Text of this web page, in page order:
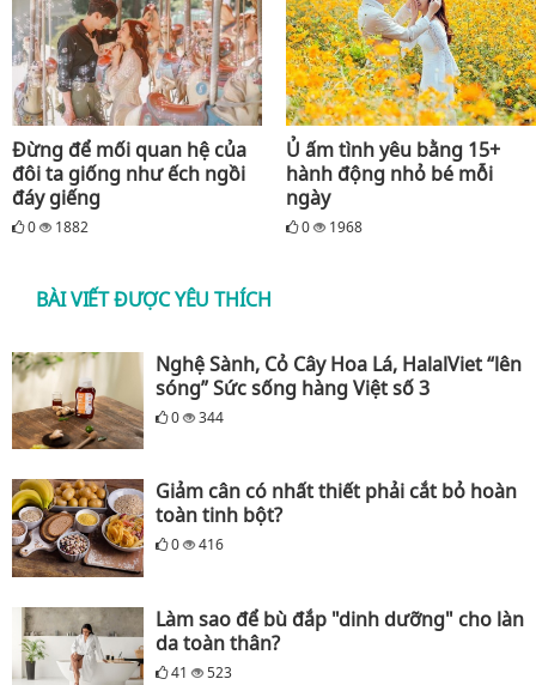
Đừng để mối quan hệ của
đôi ta giống như ếch ngồi
đáy giếng
0 1882
Ủ ấm tình yêu bằng 15+
hành động nhỏ bé mỗi
ngày
0 1968
BÀI VIẾT ĐƯỢC YÊU THÍCH
Nghệ Sành, Cỏ Cây Hoa Lá, HalalViet “lên
sóng” Sức sống hàng Việt số 3
0 344
Giảm cân có nhất thiết phải cắt bỏ hoàn
toàn tinh bột?
0 416
Làm sao để bù đắp "dinh dưỡng" cho làn
da toàn thân?
41 523